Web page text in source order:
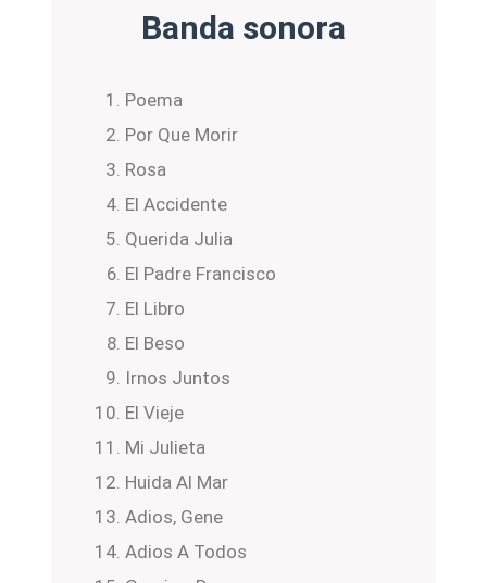
Banda sonora
Poema
Por Que Morir
Rosa
El Accidente
Querida Julia
El Padre Francisco
El Libro
El Beso
Irnos Juntos
El Vieje
Mi Julieta
Huida Al Mar
Adios, Gene
Adios A Todos